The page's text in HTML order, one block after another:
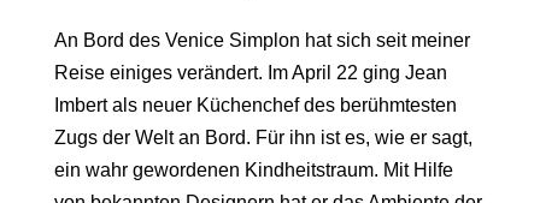
An Bord des Venice Simplon hat sich seit meiner
Reise einiges verändert. Im April 22 ging Jean
Imbertals neuer Küchenchef des berühmtesten
Zugs der Welt an Bord. Für ihn ist es, wie er sagt,
ein wahr gewordenen Kindheitstraum. Mit Hilfe